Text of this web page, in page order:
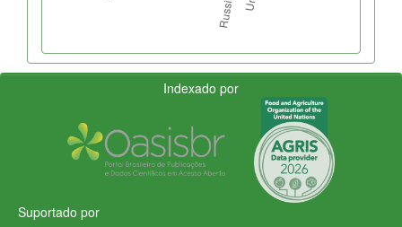
Indexado por
Suportado por